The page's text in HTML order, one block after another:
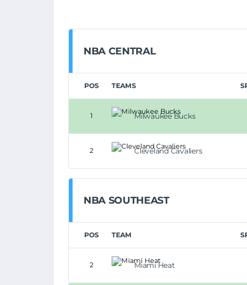
NBA CENTRAL
POS TEAMS
1 Milwaukee Bucks
2 Cleveland Cavaliers
NBA SOUTHEAST
POS TEAM
2 Miami Heat